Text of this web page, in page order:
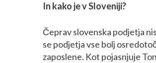
In kako je v Sloveniji?
Čeprav slovenska podjetja
se podjetja vse bolj
zaposlene. Kot pojasnjuje